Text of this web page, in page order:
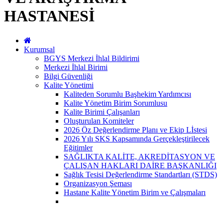
HASTANESİ
Kurumsal
BGYS Merkezi İhlal Bildirimi
Merkezi İhlal Birimi
Bilgi Güvenliği
Kalite Yönetimi
Kaliteden Sorumlu Başhekim Yardımcısı
Kalite Yönetim Birim Sorumlusu
Kalite Birimi Çalışanları
Oluşturulan Komiteler
2026 Öz Değerlendirme Planı ve Ekip Lİstesi
2026 Yılı SKS Kapsamında Gerçekleştirilecek
Eğitimler
SAĞLIKTA KALİTE, AKREDİTASYON VE
ÇALIŞAN HAKLARI DAİRE BAŞKANLIĞI
Sağlık Tesisi Değerlendirme Standartları (STDS)
Organizasyon Şeması
Hastane Kalite Yönetim Birim ve Çalışmaları